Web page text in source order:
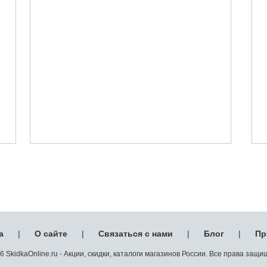
| О сайте | Связаться с нами | Блог |
SkidkaOnline.ru - Акции, скидки, каталоги магазинов России. Все права